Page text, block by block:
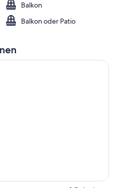
Balkon
Balkon oder Patio